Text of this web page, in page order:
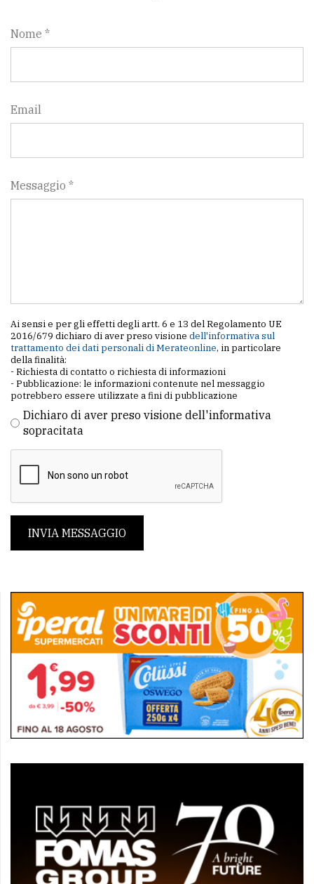
Nome *
Email
Messaggio *
Ai sensi e per gli effetti degli artt. 6 e 13 del Regolamento UE
2016/679 dichiaro di aver preso visione dell'informativa sul
trattamento dei dati personali di Merateonline, in particolare
della finalità:
- Richiesta di contatto o richiesta di informazioni
- Pubblicazione: le informazioni contenute nel messaggio
potrebbero essere utilizzate a fini di pubblicazione
Dichiaro di aver preso visione dell'informativa
sopracitata
INVIA MESSAGGIO